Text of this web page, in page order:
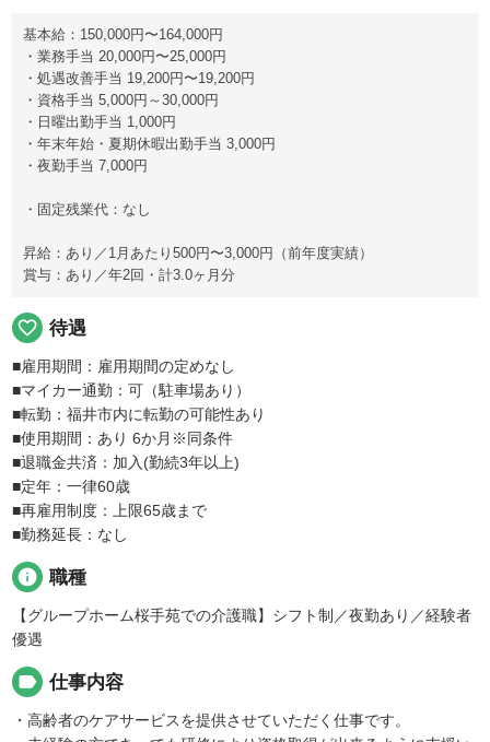
基本給：150,000円〜164,000円
・業務手当 20,000円〜25,000円
・処遇改善手当 19,200円〜19,200円
・資格手当 5,000円～30,000円
・日曜出勤手当 1,000円
・年末年始・夏期休暇出勤手当 3,000円
・夜勤手当 7,000円
・固定残業代：なし
昇給：あり／1月あたり500円〜3,000円（前年度実績）
賞与：あり／年2回・計3.0ヶ月分
favorite_border 待遇
■雇用期間：雇用期間の定めなし
■マイカー通勤：可（駐車場あり）
■転勤：福井市内に転勤の可能性あり
■使用期間：あり 6か月※同条件
■退職金共済：加入(勤続3年以上)
■定年：一律60歳
■再雇用制度：上限65歳まで
■勤務延長：なし
info 職種
【グループホーム桜手苑での介護職】シフト制／夜勤あり／経験者
優遇
label 仕事内容
・高齢者のケアサービスを提供させていただく仕事です。